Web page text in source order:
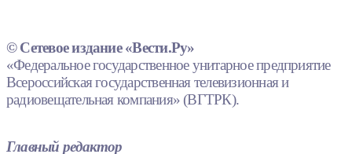
© Сетевое издание «Вести.Ру»
«Федеральное государственное унитарное предприятие
Всероссийская государственная телевизионная и
радиовещательная компания» (ВГТРК).
Главный редактор